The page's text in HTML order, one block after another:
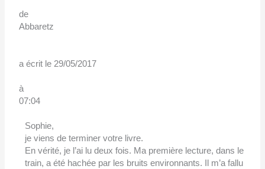
de
Abbaretz
a écrit le 29/05/2017
à
07:04
Sophie,
je viens de terminer votre livre.
En vérité, je l’ai lu deux fois. Ma première lecture, dans le
train, a été hachée par les bruits environnants. Il m’a fallu